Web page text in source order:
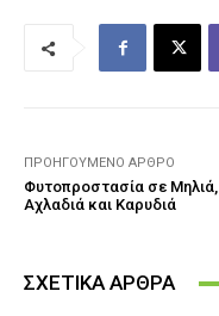
ΠΡΟΗΓΟΎΜΕΝΟ ΆΡΘΡΟ
Φυτοπροστασία σε Μηλιά,
Αχλαδιά και Καρυδιά
ΣΧΕΤΙΚΑ ΑΡΘΡΑ